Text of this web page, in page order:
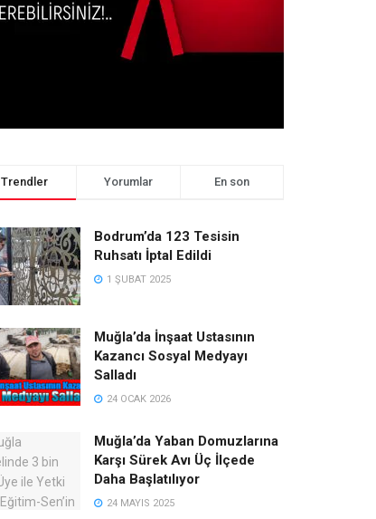
Trendler Yorumlar En son
Bodrum’da 123 Tesisin
Ruhsatı İptal Edildi
1 ŞUBAT 2025
Muğla’da İnşaat Ustasının
Kazancı Sosyal Medyayı
Salladı
24 OCAK 2026
Muğla’da Yaban Domuzlarına
Karşı Sürek Avı Üç İlçede
Daha Başlatılıyor
24 MAYIS 2025